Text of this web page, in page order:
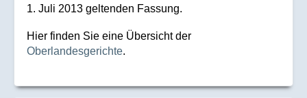
1. Juli 2013 geltenden Fassung.
Hier finden Sie eine Übersicht der
Oberlandesgerichte.